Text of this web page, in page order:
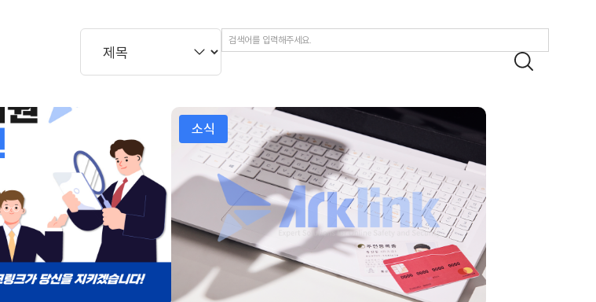
막는다" 아크링크, 12월 안심 지원 캠페인 실시아크링크 “ 신종 몸캠피싱, 라인 넘어 카카오톡 영상통화 유포 협박 급
소식